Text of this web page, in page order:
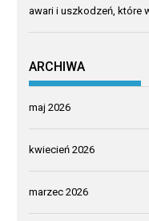
awari i uszkodzeń, które
ARCHIWA
maj 2026
kwiecień 2026
marzec 2026